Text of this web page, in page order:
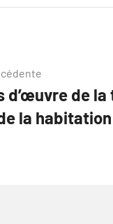
d’œuvre de
la